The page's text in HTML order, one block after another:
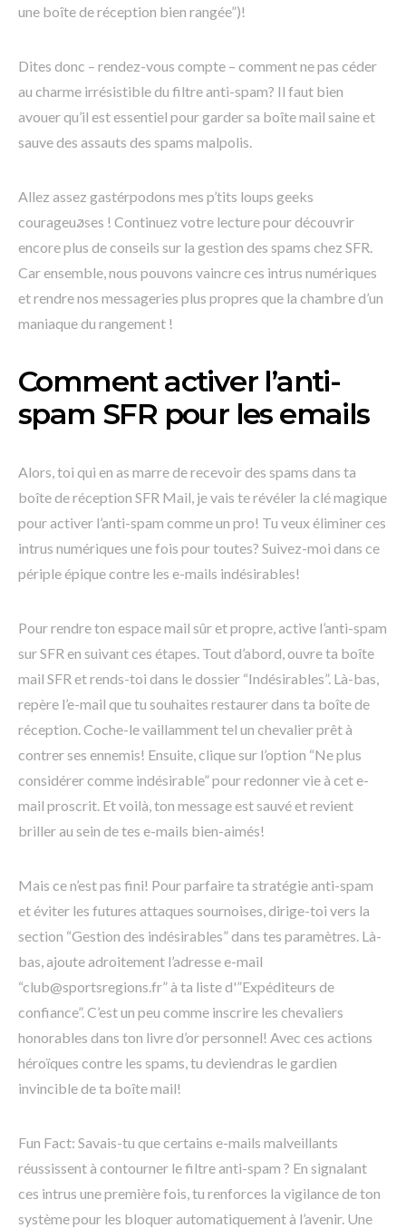
une boîte de réception bien rangée”)!
Dites donc – rendez-vous compte – comment ne pas céder
au charme irrésistible du filtre anti-spam? Il faut bien
avouer qu’il est essentiel pour garder sa boîte mail saine et
sauve des assauts des spams malpolis.
Allez assez gastérpodons mes p’tits loups geeks
courageuꬿses ! Continuez votre lecture pour découvrir
encore plus de conseils sur la gestion des spams chez SFR.
Car ensemble, nous pouvons vaincre ces intrus numériques
et rendre nos messageries plus propres que la chambre d’un
maniaque du rangement !
Comment activer l’anti-
spam SFR pour les emails
Alors, toi qui en as marre de recevoir des spams dans ta
boîte de réception SFR Mail, je vais te révéler la clé magique
pour activer l’anti-spam comme un pro! Tu veux éliminer ces
intrus numériques une fois pour toutes? Suivez-moi dans ce
périple épique contre les e-mails indésirables!
Pour rendre ton espace mail sûr et propre, active l’anti-spam
sur SFR en suivant ces étapes. Tout d’abord, ouvre ta boîte
mail SFR et rends-toi dans le dossier “Indésirables”. Là-bas,
repère l’e-mail que tu souhaites restaurer dans ta boîte de
réception. Coche-le vaillamment tel un chevalier prêt à
contrer ses ennemis! Ensuite, clique sur l’option “Ne plus
considérer comme indésirable” pour redonner vie à cet e-
mail proscrit. Et voilà, ton message est sauvé et revient
briller au sein de tes e-mails bien-aimés!
Mais ce n’est pas fini! Pour parfaire ta stratégie anti-spam
et éviter les futures attaques sournoises, dirige-toi vers la
section “Gestion des indésirables” dans tes paramètres. Là-
bas, ajoute adroitement l’adresse e-mail
“club@sportsregions.fr” à ta liste d'”Expéditeurs de
confiance”. C’est un peu comme inscrire les chevaliers
honorables dans ton livre d’or personnel! Avec ces actions
héroïques contre les spams, tu deviendras le gardien
invincible de ta boîte mail!
Fun Fact: Savais-tu que certains e-mails malveillants
réussissent à contourner le filtre anti-spam ? En signalant
ces intrus une première fois, tu renforces la vigilance de ton
système pour les bloquer automatiquement à l’avenir. Une